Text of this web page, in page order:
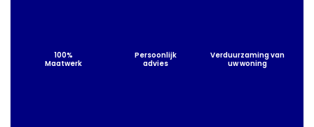
100%
Maatwerk
Persoonlijk
advies
Verduurzaming van
uw woning